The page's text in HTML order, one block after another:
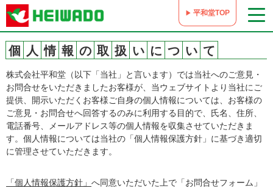
平和堂TOP
個 人 情 報 の 取 扱 い に つ い て
株式会社平和堂（以下「当社」と言います）では当社へのご意見・
お問合せをいただきましたお客様が、当ウェブサイトより当社にご
提供、開示いただくお客様ご自身の個人情報については、お客様の
ご意見・お問合せへ回答するのみに利用する目的で、氏名、住所、
電話番号、メールアドレス等の個人情報を収集させていただきま
す。個人情報については当社の「個人情報保護方針」に基づき適切
に管理させていただきます。
「個人情報保護方針」 へ同意いただいた上で「お問合せフォーム」